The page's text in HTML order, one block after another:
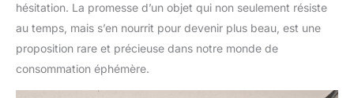
hésitation. La promesse d’un objet qui non seulement résiste
au temps, mais s’en nourrit pour devenir plus beau, est une
proposition rare et précieuse dans notre monde de
consommation éphémère.